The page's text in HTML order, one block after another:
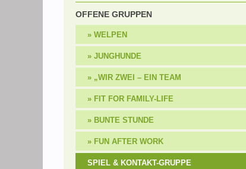
OFFENE GRUPPEN
WELPEN
JUNGHUNDE
„WIR ZWEI – EIN TEAM
FIT FOR FAMILY-LIFE
BUNTE STUNDE
FUN AFTER WORK
SPIEL & KONTAKT-GRUPPE